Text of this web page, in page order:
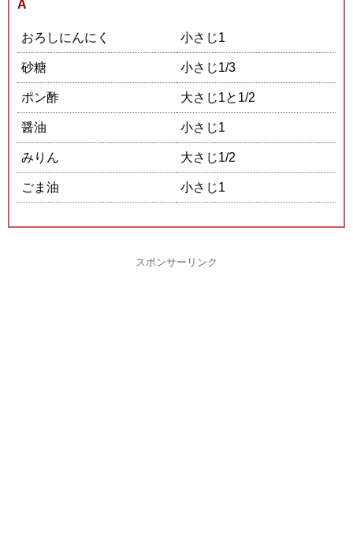
A
おろしにんにく 小さじ1
砂糖 小さじ1/3
ポン酢 大さじ1と1/2
醤油 小さじ1
みりん 大さじ1/2
ごま油 小さじ1
スポンサーリンク